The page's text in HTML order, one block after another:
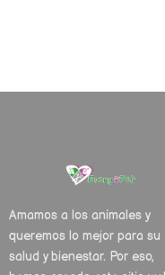
Amamos a los animales y
queremos lo mejor para su
salud y bienestar. Por eso,